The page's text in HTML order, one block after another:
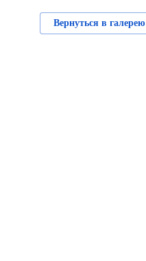
Вернуться в галерею